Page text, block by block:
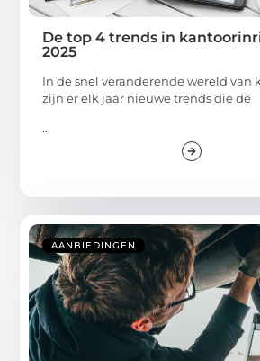
De top 4 trends in
2025
In de snel veranderende wereld
zijn er elk jaar nieuwe trends die de
...
AANBIEDINGEN